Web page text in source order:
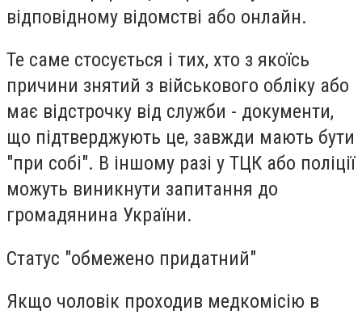
відповідному відомстві або онлайн.
Те саме стосується і тих, хто з якоїсь
причини знятий з військового обліку або
має відстрочку від служби - документи,
що підтверджують це, завжди мають бути
"при собі". В іншому разі у ТЦК або поліції
можуть виникнути запитання до
громадянина України.
Статус "обмежено придатний"
Якщо чоловік проходив медкомісію в